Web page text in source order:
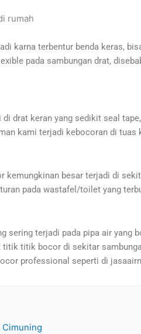
rumah
karna terbentur benda keras,
pada sambungan drat,
drat keran yang sedikit seal
kami terjadi kebocoran di
besar terjadi di
pada wastafel/toilet yang
sering terjadi pada pipa air
titik titik bocor di sekitar
professional seperti di